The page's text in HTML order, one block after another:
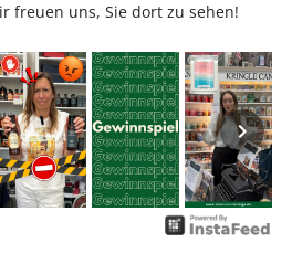
freuen uns, Sie dort zu sehen!